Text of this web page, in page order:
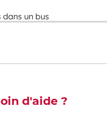
en plus
d'aide ?